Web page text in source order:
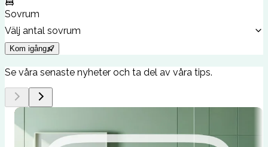
Sovrum
Välj antal sovrum
Kom igång
Se våra senaste nyheter och ta del av våra tips.